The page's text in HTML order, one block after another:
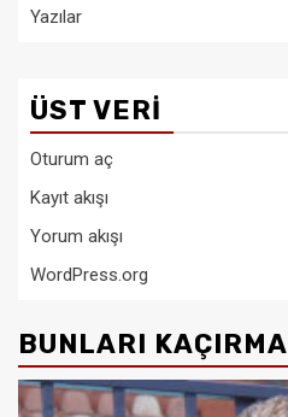
Yazılar
ÜST VERI
Oturum aç
Kayıt akışı
Yorum akışı
WordPress.org
BUNLARI KAÇIRMA